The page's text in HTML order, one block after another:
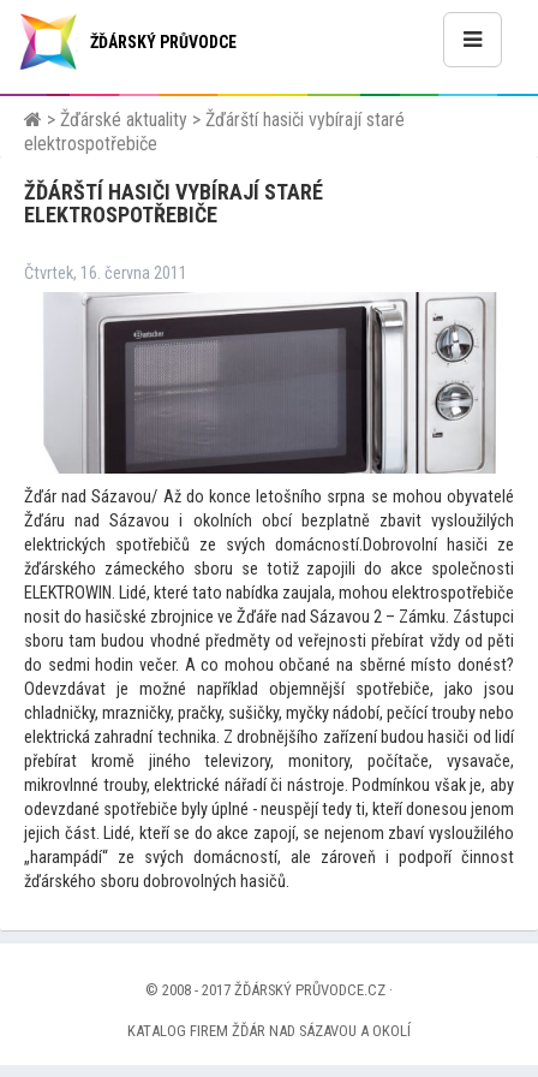
ŽĎÁRSKÝ PRŮVODCE
> Žďárské aktuality > Žďárští hasiči vybírají staré
elektrospotřebiče
ŽĎÁRŠTÍ HASIČI VYBÍRAJÍ STARÉ
ELEKTROSPOTŘEBIČE
Čtvrtek, 16. června 2011
Žďár nad Sázavou/ Až do konce letošního srpna se mohou obyvatelé
Žďáru nad Sázavou i okolních obcí bezplatně zbavit vysloužilých
elektrických spotřebičů ze svých domácností.Dobrovolní hasiči ze
žďárského zámeckého sboru se totiž zapojili do akce společnosti
ELEKTROWIN. Lidé, které tato nabídka zaujala, mohou elektrospotřebiče
nosit do hasičské zbrojnice ve Žďáře nad Sázavou 2 – Zámku. Zástupci
sboru tam budou vhodné předměty od veřejnosti přebírat vždy od pěti
do sedmi hodin večer. A co mohou občané na sběrné místo donést?
Odevzdávat je možné například objemnější spotřebiče, jako jsou
chladničky, mrazničky, pračky, sušičky, myčky nádobí, pečící trouby nebo
elektrická zahradní technika. Z drobnějšího zařízení budou hasiči od lidí
přebírat kromě jiného televizory, monitory, počítače, vysavače,
mikrovlnné trouby, elektrické nářadí či nástroje. Podmínkou však je, aby
odevzdané spotřebiče byly úplné - neuspějí tedy ti, kteří donesou jenom
jejich část. Lidé, kteří se do akce zapojí, se nejenom zbaví vysloužilého
„harampádí“ ze svých domácností, ale zároveň i podpoří činnost
žďárského sboru dobrovolných hasičů.
© 2008 - 2017 ŽĎÁRSKÝ PRŮVODCE.CZ ·
KATALOG FIREM ŽĎÁR NAD SÁZAVOU A OKOLÍ